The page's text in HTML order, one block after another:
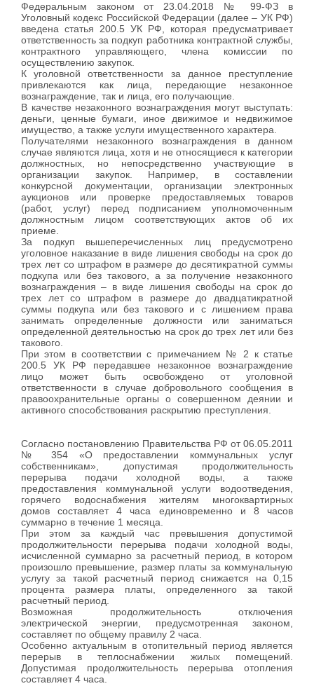
Федеральным законом от 23.04.2018 № 99-ФЗ в
Уголовный кодекс Российской Федерации (далее – УК РФ)
введена статья 200.5 УК РФ, которая предусматривает
ответственность за подкуп работника контрактной службы,
контрактного управляющего, члена комиссии по
осуществлению закупок.
К уголовной ответственности за данное преступление
привлекаются как лица, передающие незаконное
вознаграждение, так и лица, его получающие.
В качестве незаконного вознаграждения могут выступать:
деньги, ценные бумаги, иное движимое и недвижимое
имущество, а также услуги имущественного характера.
Получателями незаконного вознаграждения в данном
случае являются лица, хотя и не относящиеся к категории
должностных, но непосредственно участвующие в
организации закупок. Например, в составлении
конкурсной документации, организации электронных
аукционов или проверке предоставляемых товаров
(работ, услуг) перед подписанием уполномоченным
должностным лицом соответствующих актов об их
приеме.
За подкуп вышеперечисленных лиц предусмотрено
уголовное наказание в виде лишения свободы на срок до
трех лет со штрафом в размере до десятикратной суммы
подкупа или без такового, а за получение незаконного
вознаграждения – в виде лишения свободы на срок до
трех лет со штрафом в размере до двадцатикратной
суммы подкупа или без такового и с лишением права
занимать определенные должности или заниматься
определенной деятельностью на срок до трех лет или без
такового.
При этом в соответствии с примечанием № 2 к статье
200.5 УК РФ передавшее незаконное вознаграждение
лицо может быть освобождено от уголовной
ответственности в случае добровольного сообщения в
правоохранительные органы о совершенном деянии и
активного способствования раскрытию преступления.
Согласно постановлению Правительства РФ от 06.05.2011
№ 354 «О предоставлении коммунальных услуг
собственникам», допустимая продолжительность
перерыва подачи холодной воды, а также
предоставления коммунальной услуги водоотведения,
горячего водоснабжения жителям многоквартирных
домов составляет 4 часа единовременно и 8 часов
суммарно в течение 1 месяца.
При этом за каждый час превышения допустимой
продолжительности перерыва подачи холодной воды,
исчисленной суммарно за расчетный период, в котором
произошло превышение, размер платы за коммунальную
услугу за такой расчетный период снижается на 0,15
процента размера платы, определенного за такой
расчетный период.
Возможная продолжительность отключения
электрической энергии, предусмотренная законом,
составляет по общему правилу 2 часа.
Особенно актуальным в отопительный период является
перерыв в теплоснабжении жилых помещений.
Допустимая продолжительность перерыва отопления
составляет 4 часа.